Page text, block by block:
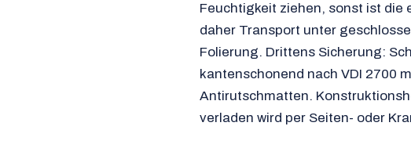
Feuchtigkeit ziehen, sonst ist
daher Transport unter
Folierung. Drittens Sicherung:
kantenschonend nach VDI 2700
Antirutschmatten.
verladen wird per Seiten- oder